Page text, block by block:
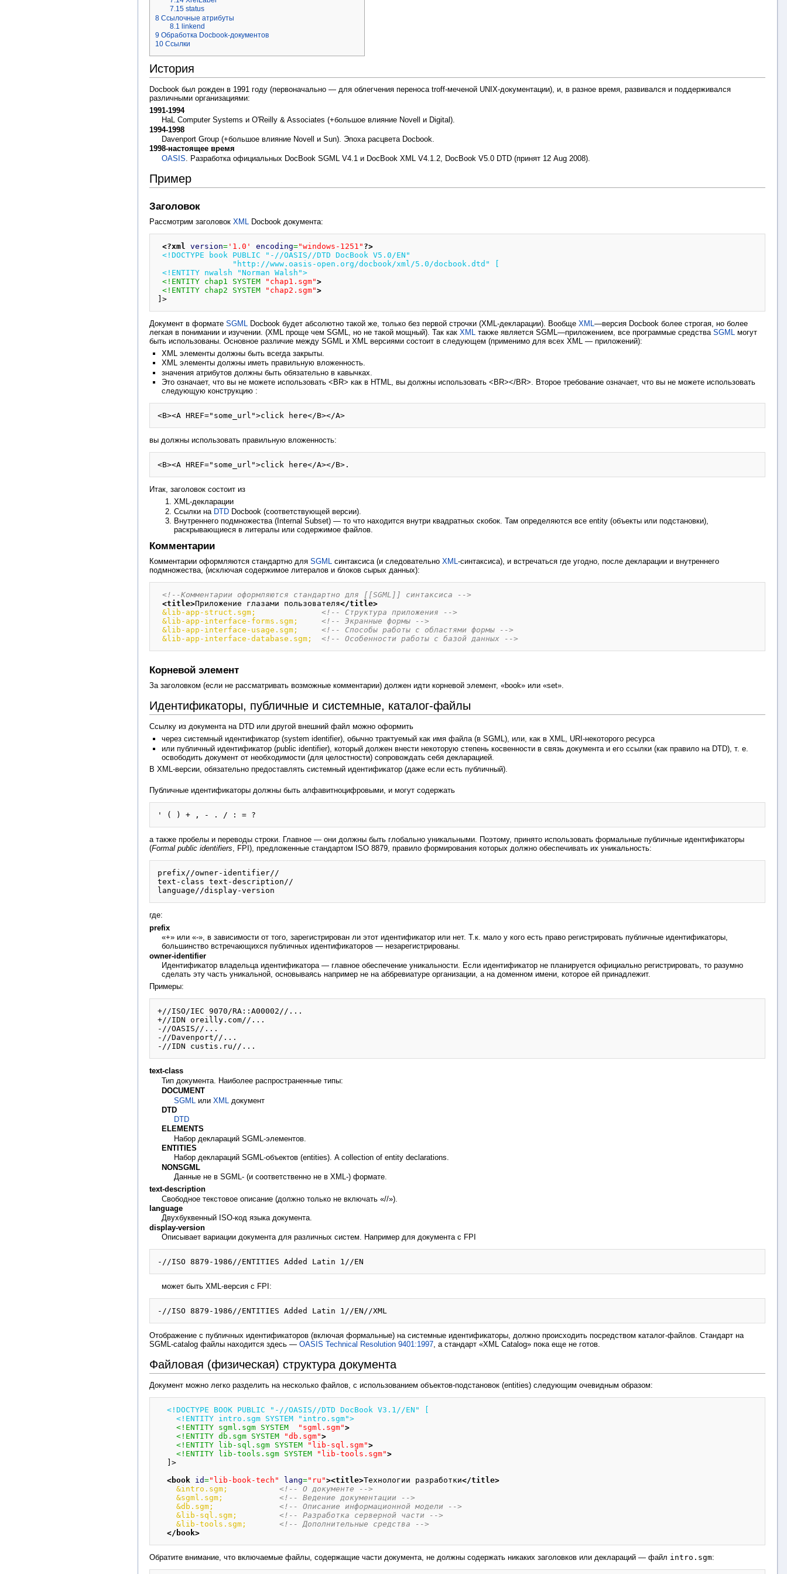
7.15 status
8 Cсылочные атрибуты
8.1 linkend
9 Обработка Docbook-документов
10 Ссылки
История
Docbook был рожден в 1991 году (первоначально — для облегчения переноса troff-меченой UNIX-документации), и, в разное время, развивался и поддерживался
различными организациями:
1991-1994
HaL Computer Systems и O'Reilly & Associates (+большое влияние Novell и Digital).
1994-1998
Davenport Group (+большое влияние Novell и Sun). Эпоха расцвета Docbook.
1998-настоящее время
OASIS . Разработка официальных DocBook SGML V4.1 и DocBook XML V4.1.2, DocBook V5.0 DTD (принят 12 Aug 2008).
Пример
Заголовок
Рассмотрим заголовок XML Docbook документа:
<?xml version= '1.0' encoding="windows-1251" ?>
<!DOCTYPE book PUBLIC "-//OASIS//DTD DocBook V5.0/EN"
                "http://www.oasis-open.org/docbook/xml/5.0/docbook.dtd" [
<!ENTITY nwalsh "Norman Walsh">
<!ENTITY chap1 SYSTEM
"chap1.sgm">
<!ENTITY chap2 SYSTEM
"chap2.sgm">
]>
Документ в формате SGML Docbook будет абсолютно такой же, только без первой строчки (XML-декларации). Вообще XML —версия Docbook более строгая, но более
легкая в понимании и изучении. (XML проще чем SGML, но не такой мощный). Так как XML также является SGML—приложением, все программые средства SGML могут
быть использованы. Основное различие между SGML и XML версиями состоит в следующем (применимо для всех XML — приложений):
XML элементы должны быть всегда закрыты.
XML элементы должны иметь правильную вложенность.
значения атрибутов должны быть обязательно в кавычках.
Это означает, что вы не можете использовать <BR> как в HTML, вы должны использовать <BR></BR>. Второе требование означает, что вы не можете использовать
следующую конструкцию :
вы должны использовать правильную вложенность:
Итак, заголовок состоит из
XML-декларации
Ссылки на DTDDocbook (соответствующей версии).
Внутреннего подмножества (Internal Subset) — то что находится внутри квадратных скобок. Там определяются все entity (объекты или подстановки),
раскрывающиеся в литералы или содержимое файлов.
Комментарии
Комментарии оформляются стандартно для SGML синтаксиса (и следовательно XML-синтаксиса), и встречаться где угодно, после декларации и внутреннего
подмножества, (исключая содержимое литералов и блоков сырых данных):
<!--Комментарии оформляются стандартно для [[SGML]] синтаксиса -->
<title>Приложение глазами пользователя</title>
&lib-app-struct.sgm;
<!-- Структура приложения -->
&lib-app-interface-forms.sgm;
<!-- Экранные формы -->
&lib-app-interface-usage.sgm;
<!-- Способы работы с областями формы -->
&lib-app-interface-database.sgm;
<!-- Особенности работы с базой данных -->
Корневой элемент
За заголовком (если не рассматривать возможные комментарии) должен идти корневой элемент, «book» или «set».
Идентификаторы, публичные и системные, каталог-файлы
Ссылку из документа на DTD или другой внешний файл можно оформить
через системный идентификатор (system identifier), обычно трактуемый как имя файла (в SGML), или, как в XML, URI-некоторого ресурса
или публичный идентификатор (public identifier), который должен внести некоторую степень косвенности в связь документа и его ссылки (как правило на DTD), т. е.
освободить документ от необходимости (для целостности) сопровождать себя декларацией.
В XML-версии, обязательно предоставлять системный идентификатор (даже если есть публичный).
Публичные идентификаторы должны быть алфавитноцифровыми, и могут содержать
а также пробелы и переводы строки. Главное — они должны быть глобально уникальными. Поэтому, принято использовать формальные публичные идентификаторы
(Formal public identifiers, FPI), предложенные стандартом ISO 8879, правило формирования которых должно обеспечивать их уникальность:
prefix//owner-identifier//
text-class text-description//
где:
prefix
«+» или «-», в зависимости от того, зарегистрирован ли этот идентификатор или нет. Т.к. мало у кого есть право регистрировать публичные идентификаторы,
большинство встречающихся публичных идентификаторов — незарегистрированы.
owner-identifier
Идентификатор владельца идентификатора — главное обеспечение уникальности. Если идентификатор не планируется официально регистрировать, то разумно
сделать эту часть уникальной, основываясь например не на аббревиатуре организации, а на доменном имени, которое ей принадлежит.
Примеры:
+//ISO/IEC 9070/RA::A00002//...
+//IDN oreilly.com//...
-//OASIS//...
-//Davenport//...
text-class
Тип документа. Наиболее распространенные типы:
DOCUMENT
SGML или XML документ
DTD
DTD
ELEMENTS
Набор деклараций SGML-элементов.
ENTITIES
Набор деклараций SGML-объектов (entities). A collection of entity declarations.
NONSGML
Данные не в SGML- (и соответственно не в XML-) формате.
text-description
Свободное текстовое описание (должно только не включать «//»).
language
Двухбуквенный ISO-код языка документа.
display-version
Описывает вариации документа для различных систем. Например для документа с FPI
может быть XML-версия с FPI:
Отображение с публичных идентификаторов (включая формальные) на системные идентификаторы, должно происходить посредством каталог-файлов. Стандарт на
SGML-catalog файлы находится здесь — OASIS Technical Resolution 9401:1997 , а стандарт «XML Catalog» пока еще не готов.
Файловая (физическая) структура документа
Документ можно легко разделить на несколько файлов, с использованием объектов-подстановок (entities) следующим очевидным образом:
<!DOCTYPE BOOK PUBLIC "-//OASIS//DTD DocBook V3.1//EN" [
    <!ENTITY intro.sgm SYSTEM "intro.sgm">
<!ENTITY sgml.sgm SYSTEM
"sgml.sgm">
<!ENTITY db.sgm SYSTEM
"db.sgm">
<!ENTITY lib-sql.sgm SYSTEM
"lib-sql.sgm">
<!ENTITY lib-tools.sgm SYSTEM
"lib-tools.sgm">
<book id="lib-book-tech" lang="ru"><title>Технологии разработки</title>
&intro.sgm;
<!-- О документе -->
&sgml.sgm;
<!-- Ведение документации -->
&db.sgm;
<!-- Описание информационной модели -->
&lib-sql.sgm;
<!-- Разработка серверной части -->
&lib-tools.sgm;
<!-- Дополнительные средства -->
</book>
Обратите внимание, что включаемые файлы, содержащие части документа, не должны содержать никаких заголовков или деклараций — файл intro.sgm: